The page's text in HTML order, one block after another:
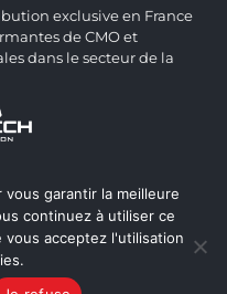
exclusive en France
de CMO et
dans le secteur de la
garantir la meilleure
continuez à utiliser ce
acceptez l'utilisation